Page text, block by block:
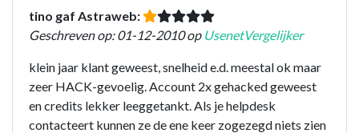
tino gaf Astraweb:
Geschreven op: 01-12-2010 op UsenetVergelijker
klein jaar klant geweest, snelheid e.d. meestal ok maar
zeer HACK-gevoelig. Account 2x gehacked geweest
en credits lekker leeggetankt. Als je helpdesk
contacteert kunnen ze de ene keer zogezegd niets zien